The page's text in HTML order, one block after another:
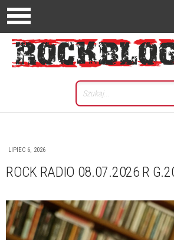
LIPIEC 6, 2026
ROCK RADIO 08.07.2026 R